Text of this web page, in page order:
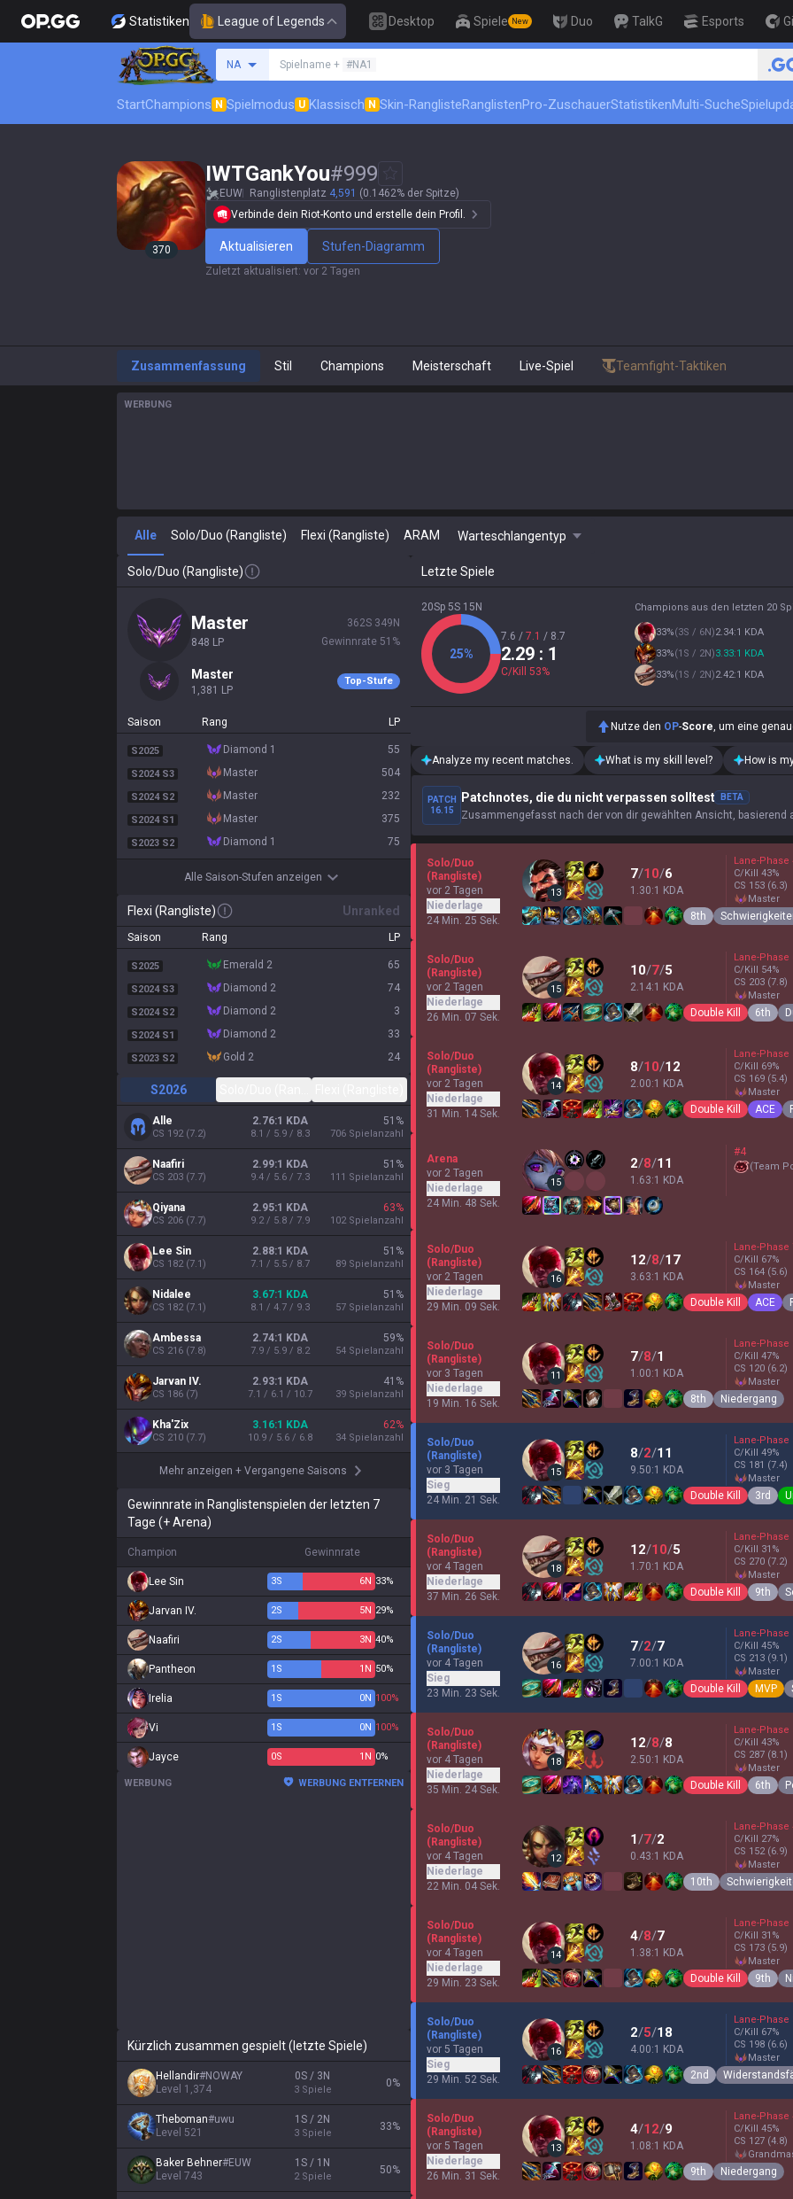
Statistiken League of Legends Desktop Spiele New Duo TalkG Esports
NA
Beschwörer suchen
Spielname + #NA1
StartChampions N Spielmodus U Klassisch N Skin-RanglisteRanglistenPro-ZuschauerStatistikenMulti-Suche
370
IWTGankYou#999
EUW Ranglistenplatz 4,591 (0.1462% der Spitze)
Verbinde dein Riot-Konto und erstelle dein Profil.
Aktualisieren Stufen-Diagramm
Zuletzt aktualisiert: vor 2 Tagen
Zusammenfassung Stil Champions Meisterschaft Live-Spiel Teamfight-Taktiken
WERBUNG
Alle Solo/Duo (Rangliste) Flexi (Rangliste) ARAM Warteschlangentyp
Solo/Duo (Rangliste)
master
848 LP
362S 349 N
Gewinnrate 51 %
master
1,381 LP
Top-Stufe
Saison Rang LP
S2025 diamond 1 55
S2024 S3 master 504
S2024 S2 master 232
S2024 S1 master 375
S2023 S2 diamond 1 75
Alle Saison-Stufen anzeigen
Flexi (Rangliste) Unranked
Saison Rang LP
S2025 emerald 2 65
S2024 S3 diamond 2 74
S2024 S2 diamond 2 3
S2024 S1 diamond 2 33
S2023 S2 gold 2 24
S2026
Alle
CS 192(7.2)
2.76:1 KDA
8.1 / 5.9 / 8.3
51 %
706 Spielanzahl
Naafiri
CS 203 (7.7)
2.99:1 KDA
9.4 / 5.6 / 7.3
51 %
111 Spielanzahl
Qiyana
CS 206 (7.7)
2.95:1 KDA
9.2 / 5.8 / 7.9
63%
102 Spielanzahl
Lee Sin
CS 182(7.1)
2.88:1 KDA
7.1 / 5.5 / 8.7
51 %
89 Spielanzahl
Nidalee
CS 182(7.1)
3.67:1 KDA
8.1 / 4.7 / 9.3
51 %
57 Spielanzahl
Ambessa
CS 216 (7.8)
2.74:1 KDA
7.9 / 5.9 / 8.2
59%
54 Spielanzahl
Jarvan IV.
CS 186 (7)
2.93:1 KDA
7.1 / 6.1 / 10.7
41 %
39 Spielanzahl
Kha'Zix
CS 210 (7.7)
3.16:1 KDA
10.9 / 5.6 / 6.8
62%
34 Spielanzahl
Mehr anzeigen + Vergangene Saisons
Gewinnrate in Ranglistenspielen der letzten 7
Tage (+ Arena)
Champion Gewinnrate
Lee Sin 3S 6N 33%
Jarvan IV. 2S 5N 29%
Naafiri 2S 3N 40%
Pantheon 1 S 1 N 50%
Irelia 1 S 0N 100%
Vi 1 S 0N 100%
Jayce 0S 1 N 0%
WERBUNG WERBUNG ENTFERNEN
Kürzlich zusammen gespielt (letzte Spiele)
Hellandir#NOWAY
Level 1,374
0S / 3N
3 Spiele
0%
Theboman#uwu
Level 521
1S / 2N
3 Spiele
33%
Baker Behner#EUW
Level 743
1S / 1N
2 Spiele
50%
Letzte Spiele
20Sp 5S 15N
25%
7.6 / 7.1 / 8.7
2.29 : 1
C/Kill 53%
Champions aus den letzten 20
33%(3S / 6N)2.34:1 KDA
33%(1S / 2N)3.33:1 KDA
33%(1S / 2N)2.42:1 KDA
Nutze den OP-Score, um eine
Analyze my recent matches. What is my skill level? How is
PATCH
16.15
Patchnotes, die du nicht verpassen solltest BETA
Zusammengefasst nach der von dir gewählten Ansicht, basierend
Solo/Duo
(Rangliste)
vor 2 Tagen
Niederlage
24 Min. 25 Sek.
13
7/10/6
1.30:1 KDA
Lane-Phase
C/Kill 43%
CS 153 (6.3)
master
8th
Solo/Duo
(Rangliste)
vor 2 Tagen
Niederlage
26 Min. 07 Sek.
15
10/7/5
2.14:1 KDA
Lane-Phase
C/Kill 54%
CS 203 (7.8)
master
Double Kill 6th
Solo/Duo
(Rangliste)
vor 2 Tagen
Niederlage
31 Min. 14 Sek.
14
8/10/12
2.00:1 KDA
Lane-Phase
C/Kill 69%
CS 169 (5.4)
master
Double Kill ACE
Arena
vor 2 Tagen
Niederlage
24 Min. 48 Sek.
15
2/8/11
1.63:1 KDA
#4
(Team
Solo/Duo
(Rangliste)
vor 2 Tagen
Niederlage
29 Min. 09 Sek.
16
12/8/17
3.63:1 KDA
Lane-Phase
C/Kill 67%
CS 164 (5.6)
master
Double Kill ACE
Solo/Duo
(Rangliste)
vor 3 Tagen
Niederlage
19 Min. 16 Sek.
11
7/8/1
1.00:1 KDA
Lane-Phase
C/Kill 47%
CS 120 (6.2)
master
8th Niedergang
Solo/Duo
(Rangliste)
vor 3 Tagen
Sieg
24 Min. 21 Sek.
15
8/2/11
9.50:1 KDA
Lane-Phase
C/Kill 49%
CS 181 (7.4)
master
Double Kill 3rd
Solo/Duo
(Rangliste)
vor 4 Tagen
Niederlage
37 Min. 26 Sek.
18
12/10/5
1.70:1 KDA
Lane-Phase
C/Kill 31 %
CS 270 (7.2)
master
Double Kill 9th
Solo/Duo
(Rangliste)
vor 4 Tagen
Sieg
23 Min. 23 Sek.
16
7/2/7
7.00:1 KDA
Lane-Phase
C/Kill 45%
CS 213 (9.1)
master
Double Kill MVP
Solo/Duo
(Rangliste)
vor 4 Tagen
Niederlage
35 Min. 24 Sek.
18
12/8/8
2.50:1 KDA
Lane-Phase
C/Kill 43%
CS 287 (8.1)
master
Double Kill 6th
Solo/Duo
(Rangliste)
vor 4 Tagen
Niederlage
22 Min. 04 Sek.
12
1/7/2
0.43:1 KDA
Lane-Phase
C/Kill 27%
CS 152 (6.9)
master
10th
Solo/Duo
(Rangliste)
vor 4 Tagen
Niederlage
29 Min. 23 Sek.
14
4/8/7
1.38:1 KDA
Lane-Phase
C/Kill 31 %
CS 173 (5.9)
master
Double Kill 9th
Solo/Duo
(Rangliste)
vor 5 Tagen
Sieg
29 Min. 52 Sek.
16
2/5/18
4.00:1 KDA
Lane-Phase
C/Kill 67%
CS 198 (6.6)
master
2nd
Solo/Duo
(Rangliste)
vor 5 Tagen
Niederlage
26 Min. 31 Sek.
13
4/12/9
1.08:1 KDA
Lane-Phase
C/Kill 45%
CS 127 (4.8)
9th Niedergang